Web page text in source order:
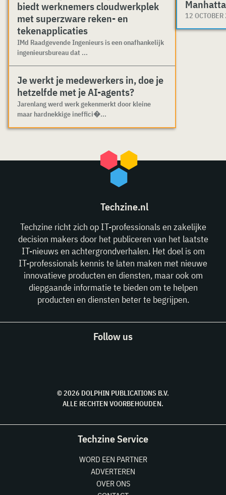
biedt werknemers cloudwerkplek
met superzware reken- en
tekenapplicaties
IMd Raadgevende Ingenieurs is een onafhankelijk
ingenieursbureau dat ...
Je werkt je medewerkers in, doe je
hetzelfde met je AI-agents?
Jarenlang werd werk gekenmerkt door kleine
maar hardnekkige ineffici�...
12
Techzine.nl
Techzine richt zich op IT-professionals en zakelijke
decision makers door het publiceren van het laatste
IT-nieuws en achtergrondverhalen. Het doel is om
IT-professionals kennis te laten maken met nieuwe
innovatieve producten en diensten, maar ook om
diepgaande informatie te bieden om te helpen
producten en diensten beter te begrijpen.
Follow us
© 2026 DOLPHIN PUBLICATIONS B.V.
ALLE RECHTEN VOORBEHOUDEN.
Techzine Service
WORD EEN PARTNER
ADVERTEREN
OVER ONS